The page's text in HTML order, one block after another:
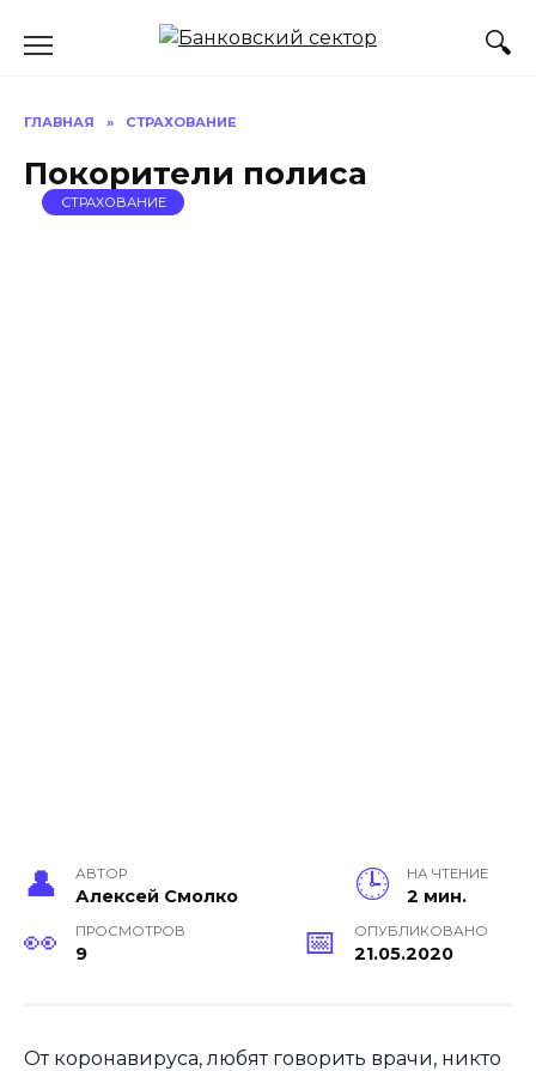
ГЛАВНАЯ » СТРАХОВАНИЕ
Покорители полиса
СТРАХОВАНИЕ
АВТОР
Алексей Смолко
НА ЧТЕНИЕ
2 мин.
ПРОСМОТРОВ
9
ОПУБЛИКОВАНО
21.05.2020
От коронавируса, любят говорить врачи, никто